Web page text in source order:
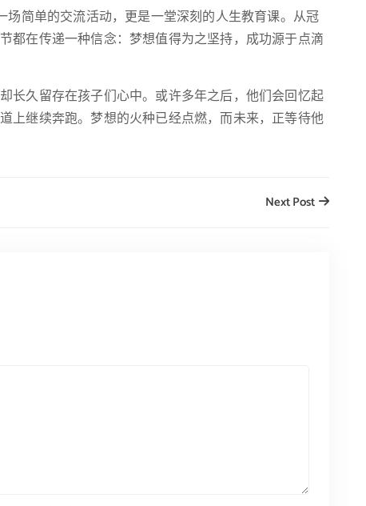
场简单的交流活动，更是一堂深刻的人生教育课。从冠
都在传递一种信念：梦想值得为之坚持，成功源于点滴
长久留存在孩子们心中。或许多年之后，他们会回忆起
上继续奔跑。梦想的火种已经点燃，而未来，正等待他
Next Post